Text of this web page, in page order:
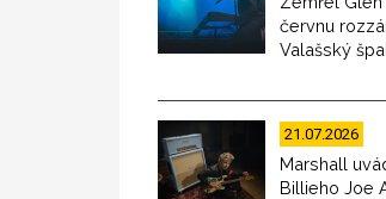
červnu
Valašský
21.07.2026
Marshall
Billieho Joe